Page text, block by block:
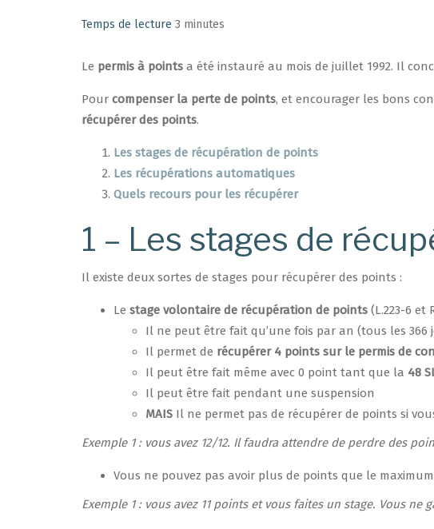
Temps de lecture 3 minutes
Le permis à points a été instauré au mois de juillet 1992. Il
Pour compenser la perte de points, et encourager les bons
récupérer des points.
Les stages de récupération de points
Les récupérations automatiques
Quels recours pour les récupérer
1 – Les stages de
Il existe deux sortes de stages pour récupérer des points :
Le stage volontaire de récupération de points (L.223-6 et
Il ne peut être fait qu’une fois par an (tous les 366
Il permet de récupérer 4 points sur le permis de
Il peut être fait même avec 0 point tant que la 48 SI
Il peut être fait pendant une suspension
MAIS Il ne permet pas de récupérer de points si
Exemple 1 : vous avez 12/12. Il faudra attendre de perdre des
Vous ne pouvez pas avoir plus de points que le
Exemple 1 : vous avez 11 points et vous faites un stage. Vous ne